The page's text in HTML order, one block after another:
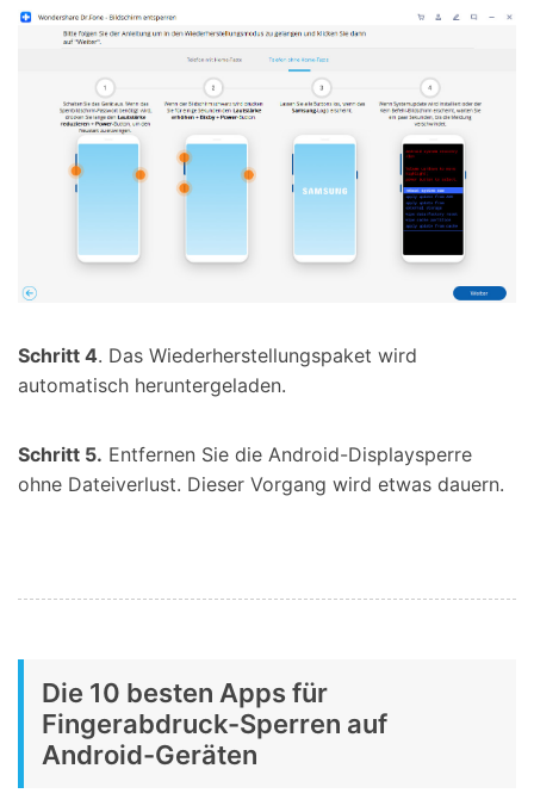
Schritt 4. Das Wiederherstellungspaket wird
automatisch heruntergeladen.
Schritt 5. Entfernen Sie die Android-Displaysperre
ohne Dateiverlust. Dieser Vorgang wird etwas dauern.
Die 10 besten Apps für
Fingerabdruck-Sperren auf
Android-Geräten